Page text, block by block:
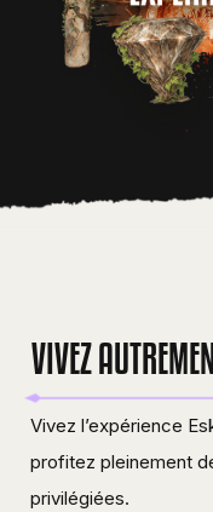
VIVEZ
Vivez l’expérience
profitez pleinement
privilégiées.